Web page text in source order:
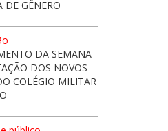
DE GÊNERO
DA SEMANA
DOS NOVOS
COLÉGIO MILITAR